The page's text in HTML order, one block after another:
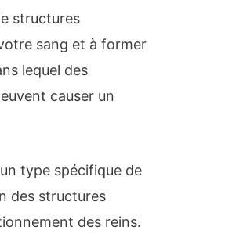
structures
sang et à former
lequel des
causer un
type spécifique de
des structures
des reins.